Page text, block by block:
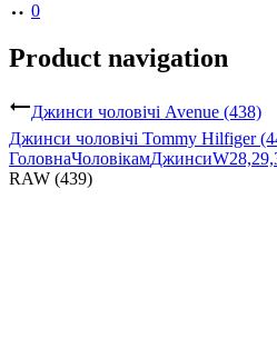
0
Product navigation
Джинси чоловічі Avenue (438)
Джинси чоловічі Tommy Hilfiger
ГоловнаЧоловікамДжинси
RAW (439)